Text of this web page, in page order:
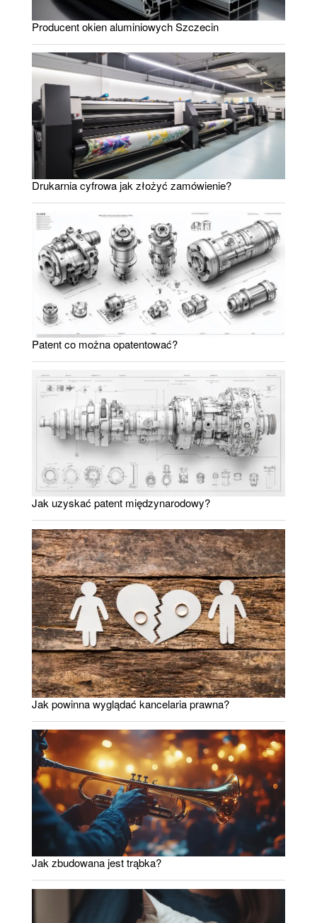
Producent okien aluminiowych Szczecin
Drukarnia cyfrowa jak złożyć zamówienie?
Patent co można opatentować?
Jak uzyskać patent międzynarodowy?
Jak powinna wyglądać kancelaria prawna?
Jak zbudowana jest trąbka?